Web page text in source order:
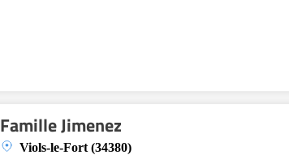
Famille Jimenez
Viols-le-Fort (34380)